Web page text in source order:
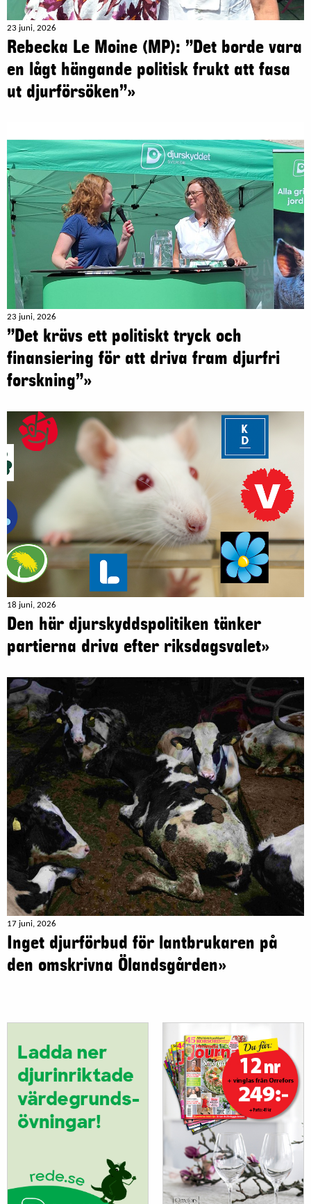
23 juni, 2026
Rebecka Le Moine (MP): ”Det borde vara
en lågt hängande politisk frukt att fasa
ut djurförsöken”»
23 juni, 2026
”Det krävs ett politiskt tryck och
finansiering för att driva fram djurfri
forskning”»
18 juni, 2026
Den här djurskyddspolitiken tänker
partierna driva efter riksdagsvalet»
17 juni, 2026
Inget djurförbud för lantbrukaren på
den omskrivna Ölandsgården»